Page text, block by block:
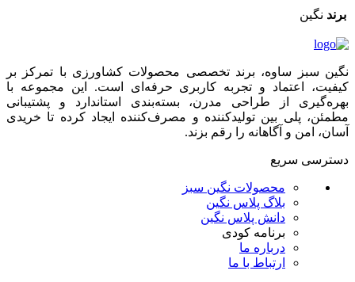
برند نگین
نگین سبز ساوه، برند تخصصی محصولات کشاورزی با تمرکز بر
کیفیت، اعتماد و تجربه کاربری حرفه‌ای است. این مجموعه با
بهره‌گیری از طراحی مدرن، بسته‌بندی استاندارد و پشتیبانی
مطمئن، پلی بین تولیدکننده و مصرف‌کننده ایجاد کرده تا خریدی
آسان، امن و آگاهانه را رقم بزند.
دسترسی سریع
محصولات نگین سبز
بلاگ پلاس نگین
دانش پلاس نگین
برنامه کودی
درباره ما
ارتباط با ما